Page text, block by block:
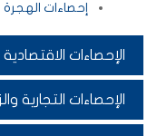
إحصاءات الهجرة
الإحصاءات الاقتصادية
الإحصاءات التجارية